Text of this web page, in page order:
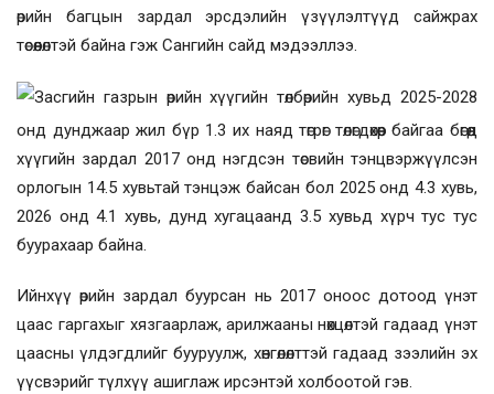
өрийн багцын зардал эрсдэлийн үзүүлэлтүүд сайжрах
төсөөлөлтэй байна гэж Сангийн сайд мэдээллээ.
Засгийн газрын өрийн хүүгийн төлбөрийн хувьд 2025-2028
онд дунджаар жил бүр 1.3 их наяд төгрөг төлөгдөхөөр байгаа бөгөөд
хүүгийн зардал 2017 онд нэгдсэн төсвийн тэнцвэржүүлсэн
орлогын 14.5 хувьтай тэнцэж байсан бол 2025 онд 4.3 хувь,
2026 онд 4.1 хувь, дунд хугацаанд 3.5 хувьд хүрч тус тус
буурахаар байна.
Ийнхүү өрийн зардал буурсан нь 2017 оноос дотоод үнэт
цаас гаргахыг хязгаарлаж, арилжааны нөхцөлтэй гадаад үнэт
цаасны үлдэгдлийг бууруулж, хөнгөлөлттэй гадаад зээлийн эх
үүсвэрийг түлхүү ашиглаж ирсэнтэй холбоотой гэв.